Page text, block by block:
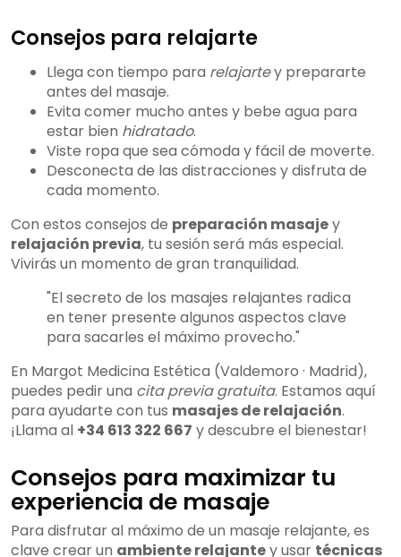
Consejos para relajarte
Llega con tiempo para relajartey prepararte
antes del masaje.
Evita comer mucho antes y bebe agua para
estar bien hidratado.
Viste ropa que sea cómoda y fácil de moverte.
Desconecta de las distracciones y disfruta de
cada momento.
Con estos consejos de preparación masajey
relajación previa, tu sesión será más especial.
Vivirás un momento de gran tranquilidad.
"El secreto de los masajes relajantes radica
en tener presente algunos aspectos clave
para sacarles el máximo provecho."
En Margot Medicina Estética (Valdemoro · Madrid),
puedes pedir una cita previa gratuita. Estamos aquí
para ayudarte con tus masajes de relajación.
¡Llama al +34 613 322 667 y descubre el bienestar!
Consejos para maximizar tu
experiencia de masaje
Para disfrutar al máximo de un masaje relajante, es
clave crear un ambiente relajantey usar técnicas